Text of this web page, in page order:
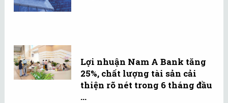
Lợi nhuận Nam A Bank tăng
25%, chất lượng tài sản cải
thiện rõ nét trong 6 tháng đầu
...